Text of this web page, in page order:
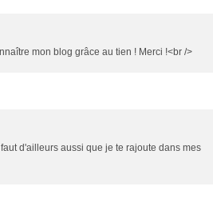
mon blog grâce au tien ! Merci !<br />
d'ailleurs aussi que je te rajoute dans mes